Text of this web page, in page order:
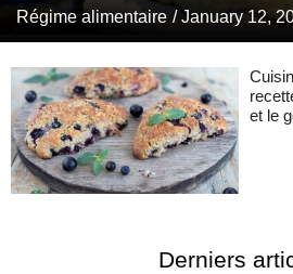
Régime alimentaire / January 12,
et le
Derniers